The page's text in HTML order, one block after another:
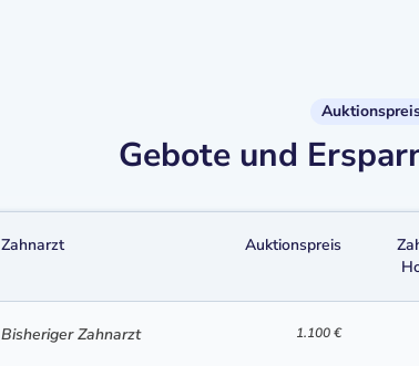
Gebote und
Zahnarzt Auktionspreis
Bisheriger Zahnarzt 1.100 €